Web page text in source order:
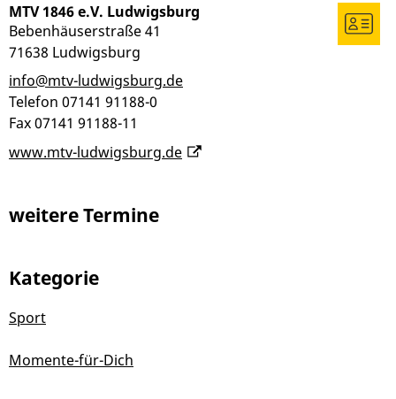
MTV 1846 e.V. Ludwigsburg
Bebenhäuserstraße 41
71638 Ludwigsburg
info@mtv-ludwigsburg.de
Telefon 07141 91188-0
Fax07141 91188-11
www.mtv-ludwigsburg.de
weitere Termine
Kategorie
Sport
Momente-für-Dich